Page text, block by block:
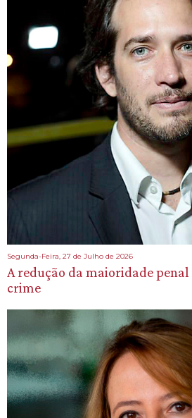
Segunda-Feira, 27 de Julho de 2026
A redução da maioridade
crime